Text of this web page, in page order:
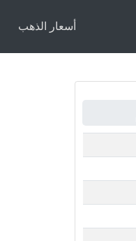
أسعار الذهب